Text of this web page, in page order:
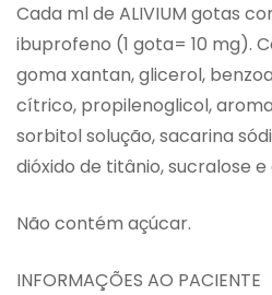
Cada ml de ALIVIUM gotas
ibuprofeno (1 gota= 10 mg).
goma xantan, glicerol,
cítrico, propilenoglicol,
sorbitol solução, sacarina
dióxido de titânio, sucralose e
Não contém açúcar.
INFORMAÇÕES AO PACIENTE